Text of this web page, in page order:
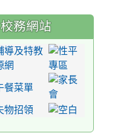
校務網站